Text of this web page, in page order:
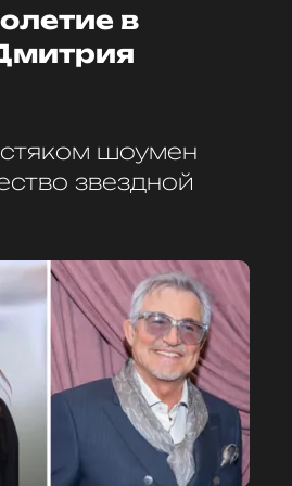
в ВКонтакте, чтобы
в
шоумен
звездной